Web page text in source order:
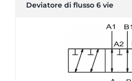
Deviatore di flusso 6 vie